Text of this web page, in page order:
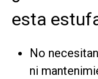
esta
No
ni